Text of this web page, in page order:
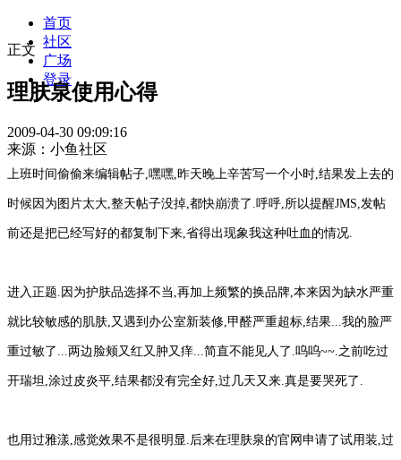
首页
社区
广场
登录
正文
理肤泉使用心得
2009-04-30 09:09:16
来源：小鱼社区
上班时间偷偷来编辑帖子,嘿嘿,昨天晚上辛苦写一个小时,结果发上去的
时候因为图片太大,整天帖子没掉,都快崩溃了.呼呼,所以提醒JMS,发帖
前还是把已经写好的都复制下来,省得出现象我这种吐血的情况.
进入正题.因为护肤品选择不当,再加上频繁的换品牌,本来因为缺水严重
就比较敏感的肌肤,又遇到办公室新装修,甲醛严重超标,结果...我的脸严
重过敏了...两边脸颊又红又肿又痒...简直不能见人了.呜呜~~.之前吃过
开瑞坦,涂过皮炎平,结果都没有完全好,过几天又来.真是要哭死了.
也用过雅漾,感觉效果不是很明显.后来在理肤泉的官网申请了试用装,过